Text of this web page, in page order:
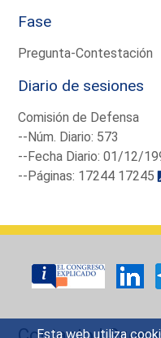
Esta web utiliza
Fase
Pregunta-Contestación
Diario de sesiones
Comisión de Defensa
--Núm. Diario: 573
--Fecha Diario: 01/12/
--Páginas: 17244 17245